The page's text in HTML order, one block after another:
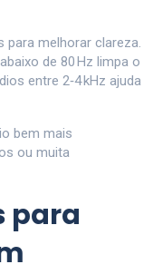
para melhorar clareza.
de 80 Hz limpa o
entre 2‑4 kHz ajuda
bem mais
ou muita
para